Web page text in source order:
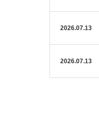
2026.07.13
2026.07.13